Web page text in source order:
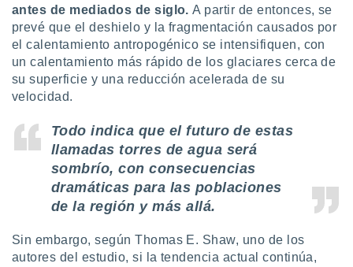
antes de mediados de siglo.A partir de entonces, se
prevé que el deshielo y la fragmentación causados por
el calentamiento antropogénico se intensifiquen, con
un calentamiento más rápido de los glaciares cerca de
su superficie y una reducción acelerada de su
velocidad.
Todo indica que el futuro de estas
llamadas torres de agua será
sombrío, con consecuencias
dramáticas para las poblaciones
de la región y más allá.
Sin embargo, según Thomas E. Shaw, uno de los
autores del estudio, si la tendencia actual continúa,